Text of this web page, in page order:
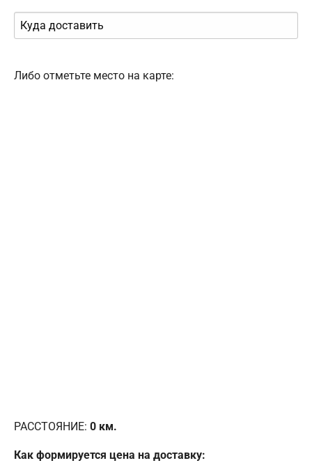
Либо отметьте место на карте:
РАССТОЯНИЕ: 0 км.
Как формируется цена на доставку: